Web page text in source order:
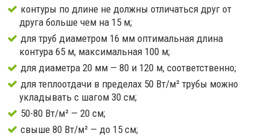
контуры по длине не должны отличаться друг от
друга больше чем на 15 м;
для труб диаметром 16 мм оптимальная длина
контура 65 м, максимальная 100 м;
для диаметра 20 мм — 80 и 120 м, соответственно;
для теплоотдачи в пределах 50 Вт/м² трубы можно
укладывать с шагом 30 см;
50-80 Вт/м² — 20 см;
свыше 80 Вт/м² — до 15 см;